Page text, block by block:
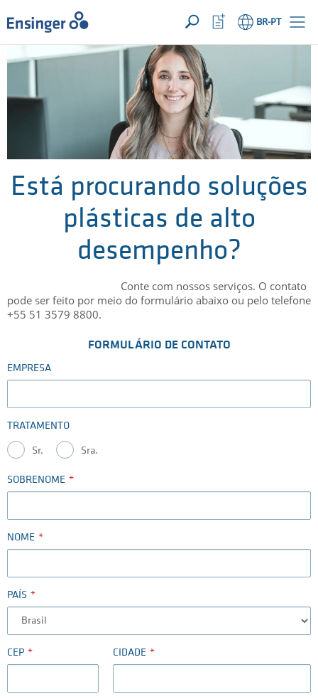
SUA SOLICITAÇÃO ({{productCount}} Products)
ABRIR
Início BR-PT
Abrir
lista
de
que
podemos
ajudá-
Está procurando soluções
plásticas de alto
desempenho?
Conte com nossos serviços. O contato
pode ser feito por meio do formulário abaixo ou pelo telefone
+55 51 3579 8800.
FORMULÁRIO DE CONTATO
EMPRESA
TRATAMENTO
Sr. Sra.
SOBRENOME
NOME
PAÍS
CEP CIDADE